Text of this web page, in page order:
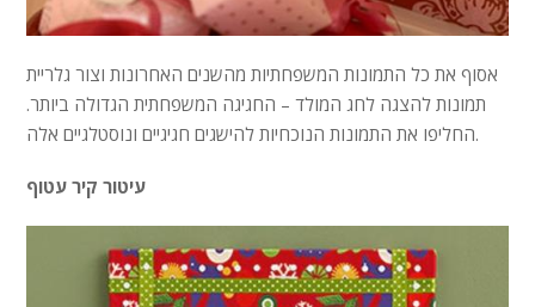
אסוף את כל התמונות המשפחתיות מהשנים האחרונות וצור גלריית
תמונות להצגה לחג המולד – החגיגה המשפחתית הגדולה ביותר.
החליפו את התמונות הנוכחיות להישגים חגיגיים ונוסטלגיים אלה.
עיטור קיר עטוף